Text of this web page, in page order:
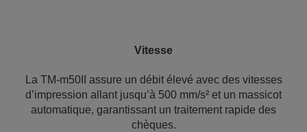
Vitesse
La TM-m50II assure un débit élevé avec des vitesses
d’impression allant jusqu’à 500 mm/s² et un massicot
automatique, garantissant un traitement rapide des
chèques.